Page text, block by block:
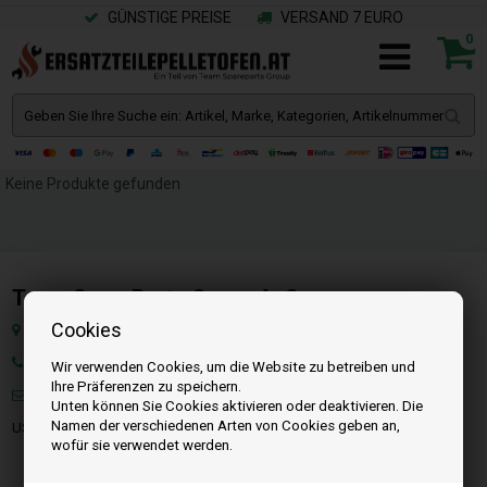
Cookies
Wir verwenden Cookies, um die Website zu betreiben und
Ihre Präferenzen zu speichern.
Unten können Sie Cookies aktivieren oder deaktivieren. Die
Namen der verschiedenen Arten von Cookies geben an,
wofür sie verwendet werden.
GÜNSTIGE PREISE VERSAND 7 EURO
0
Keine Produkte gefunden
Team SpareParts Group ApS
Klejsgaardvej 19A, Dk-7130 Juelsminde, Dänemark
Tel: +49 40 299 99274
Mail:info@ersatzteilepelletofen.at
USt-IdNr. : DK-35862803